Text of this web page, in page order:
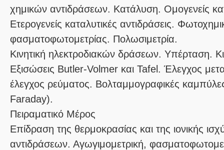
χημικών αντιδράσεων. Κατάλυση. Ομογενείς
Ετερογενείς καταλυτικές αντιδράσεις.
φασματοφωτομετρίας. Πολωσιμετρία.
Κινητική ηλεκτροδιακών δράσεων. Υπέρταση.
Εξισώσεις Butler-Volmer και Tafel. Έλεγχος
έλεγχος ρεύματος. Βολταμμογραφικές
Faraday).
Πειραματικό Μέρος
Επίδραση της θερμοκρασίας και της ιονικής
αντιδράσεων. Αγωγιμομετρική,